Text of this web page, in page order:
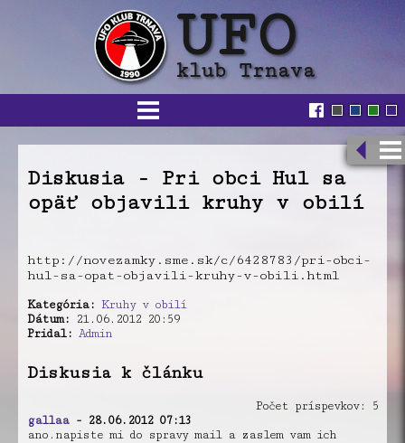
Diskusia - Pri obci Hul sa
opäť objavili kruhy v obilí
http://novezamky.sme.sk/c/6428783/pri-obci-
hul-sa-opat-objavili-kruhy-v-obili.html
Kategória: Kruhy v obilí
Dátum: 21.06.2012 20:59
Pridal: Admin
Diskusia k článku
Počet príspevkov: 5
gallaa- 28.06.2012 07:13
ano.napiste mi do spravy mail a zaslem vam ich